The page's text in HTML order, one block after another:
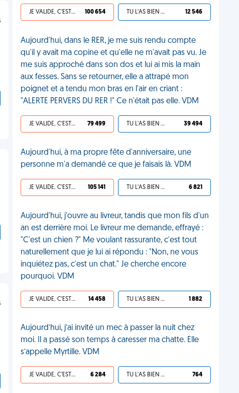
JE VALIDE, C'EST UNE VDM 100 654 TU L'AS BIEN MÉRITÉ 12 546
Aujourd'hui, dans le RER, je me suis rendu compte
qu'il y avait ma copine et qu'elle ne m'avait pas vu. Je
me suis approché dans son dos et lui ai mis la main
aux fesses. Sans se retourner, elle a attrapé mon
poignet et a tendu mon bras en l'air en criant :
"ALERTE PERVERS DU RER !" Ce n'était pas elle. VDM
JE VALIDE, C'EST UNE VDM 79 499 TU L'AS BIEN MÉRITÉ 39 494
Aujourd'hui, à ma propre fête d'anniversaire, une
personne m'a demandé ce que je faisais là. VDM
JE VALIDE, C'EST UNE VDM 105 141 TU L'AS BIEN MÉRITÉ 6 821
Aujourd'hui, j'ouvre au livreur, tandis que mon fils d'un
an est derrière moi. Le livreur me demande, effrayé :
"C'est un chien ?" Me voulant rassurante, c'est tout
naturellement que je lui ai répondu : "Non, ne vous
inquiétez pas, c'est un chat." Je cherche encore
pourquoi. VDM
JE VALIDE, C'EST UNE VDM 14 458 TU L'AS BIEN MÉRITÉ 1 882
Aujourd’hui, j’ai invité un mec à passer la nuit chez
moi. Il a passé son temps à caresser ma chatte. Elle
s’appelle Myrtille. VDM
JE VALIDE, C'EST UNE VDM 6 284 TU L'AS BIEN MÉRITÉ 764